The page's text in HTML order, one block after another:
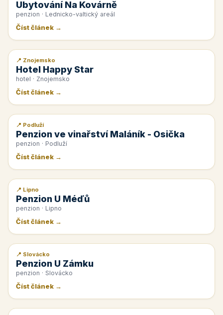
Ubytování Na Kovárně
penzion · Lednicko-valtický areál
Číst článek →
📰 PR článek
📍 Znojemsko
Hotel Happy Star
hotel · Znojemsko
Číst článek →
📰 PR článek
📍 Podluží
Penzion ve vinařství Maláník - Osička
penzion · Podluží
Číst článek →
📰 PR článek
📍 Lipno
Penzion U Méďů
penzion · Lipno
Číst článek →
📰 PR článek
📍 Slovácko
Penzion U Zámku
penzion · Slovácko
Číst článek →